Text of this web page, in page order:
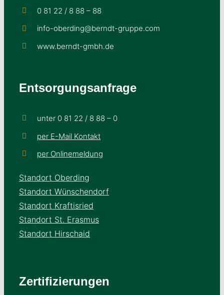
0 81 22 / 8 88 – 88
info-oberding@berndt-gruppe.com
www.berndt-gmbh.de
Entsorgungsanfrage
unter 0 81 22 / 8 88 – 0
per E-Mail Kontakt
per Onlinemeldung
Standort Oberding
Standort Wünschendorf
Standort Kraftisried
Standort St. Erasmus
Standort Hirschaid
Zertifizierungen